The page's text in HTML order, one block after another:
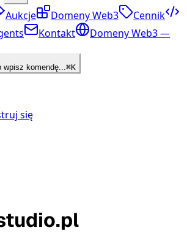
Aukcje Domeny Web3
Cennik
Kontakt
Domeny Web3 —
wpisz komendę...⌘K
się